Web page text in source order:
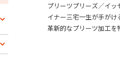
プリーツプリーズ／イ
イナー三宅一生が手がけ
革新的なプリーツ加工を